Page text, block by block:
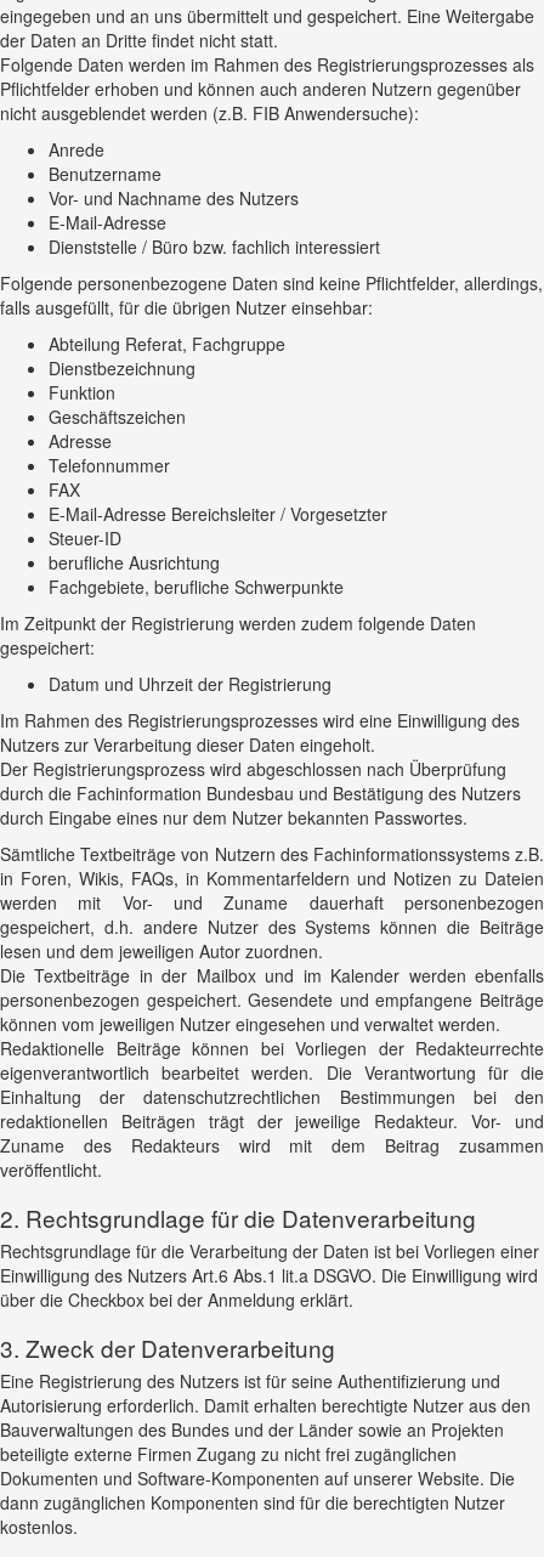
eingegeben und an uns übermittelt und gespeichert. Eine Weitergabe
der Daten an Dritte findet nicht statt.
Folgende Daten werden im Rahmen des Registrierungsprozesses als
Pflichtfelder erhoben und können auch anderen Nutzern gegenüber
nicht ausgeblendet werden (z.B. FIB Anwendersuche):
Anrede
Benutzername
Vor- und Nachname des Nutzers
E-Mail-Adresse
Dienststelle / Büro bzw. fachlich interessiert
Folgende personenbezogene Daten sind keine Pflichtfelder, allerdings,
falls ausgefüllt, für die übrigen Nutzer einsehbar:
Abteilung Referat, Fachgruppe
Dienstbezeichnung
Funktion
Geschäftszeichen
Adresse
Telefonnummer
FAX
E-Mail-Adresse Bereichsleiter / Vorgesetzter
Steuer-ID
berufliche Ausrichtung
Fachgebiete, berufliche Schwerpunkte
Im Zeitpunkt der Registrierung werden zudem folgende Daten
gespeichert:
Datum und Uhrzeit der Registrierung
Im Rahmen des Registrierungsprozesses wird eine Einwilligung des
Nutzers zur Verarbeitung dieser Daten eingeholt.
Der Registrierungsprozess wird abgeschlossen nach Überprüfung
durch die Fachinformation Bundesbau und Bestätigung des Nutzers
durch Eingabe eines nur dem Nutzer bekannten Passwortes.
Sämtliche Textbeiträge von Nutzern des Fachinformationssystems z.B.
in Foren, Wikis, FAQs, in Kommentarfeldern und Notizen zu Dateien
werden mit Vor- und Zuname dauerhaft personenbezogen
gespeichert, d.h. andere Nutzer des Systems können die Beiträge
lesen und dem jeweiligen Autor zuordnen.
Die Textbeiträge in der Mailbox und im Kalender werden ebenfalls
personenbezogen gespeichert. Gesendete und empfangene Beiträge
können vom jeweiligen Nutzer eingesehen und verwaltet werden.
Redaktionelle Beiträge können bei Vorliegen der Redakteurrechte
eigenverantwortlich bearbeitet werden. Die Verantwortung für die
Einhaltung der datenschutzrechtlichen Bestimmungen bei den
redaktionellen Beiträgen trägt der jeweilige Redakteur. Vor- und
Zuname des Redakteurs wird mit dem Beitrag zusammen
veröffentlicht.
2. Rechtsgrundlage für die Datenverarbeitung
Rechtsgrundlage für die Verarbeitung der Daten ist bei Vorliegen einer
Einwilligung des Nutzers Art.6 Abs.1 lit.a DSGVO. Die Einwilligung wird
über die Checkbox bei der Anmeldung erklärt.
3. Zweck der Datenverarbeitung
Eine Registrierung des Nutzers ist für seine Authentifizierung und
Autorisierung erforderlich. Damit erhalten berechtigte Nutzer aus den
Bauverwaltungen des Bundes und der Länder sowie an Projekten
beteiligte externe Firmen Zugang zu nicht frei zugänglichen
Dokumenten und Software-Komponenten auf unserer Website. Die
dann zugänglichen Komponenten sind für die berechtigten Nutzer
kostenlos.